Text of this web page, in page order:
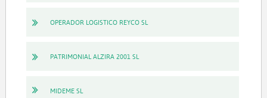
OPERADOR LOGISTICO REYCO SL
PATRIMONIAL ALZIRA 2001 SL
MIDEME SL